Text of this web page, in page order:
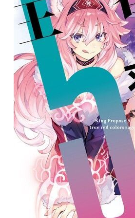
是有點無聊。」
連來誘惑他？